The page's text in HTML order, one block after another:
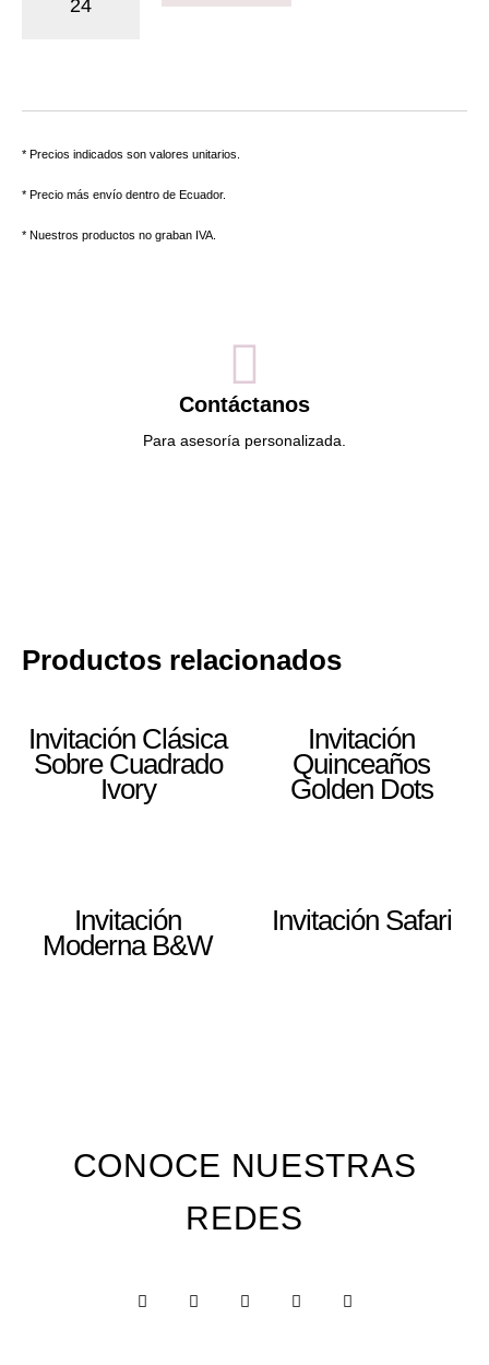
* Precios indicados son valores unitarios.
* Precio más envío dentro de Ecuador.
* Nuestros productos no graban IVA.
Contáctanos
Para asesoría personalizada.
Productos relacionados
Invitación Clásica
Sobre Cuadrado
Ivory
Invitación
Quinceaños
Golden Dots
Invitación
Moderna B&W
Invitación Safari
CONOCE NUESTRAS
REDES